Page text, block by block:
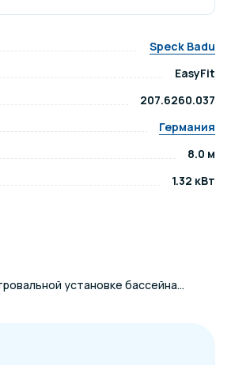
Павильоны для бассейна
Оборудование для хаммамов
Speck Badu
EasyFit
207.6260.037
Германия
8.0 м
1.32 кВт
установке бассейна...